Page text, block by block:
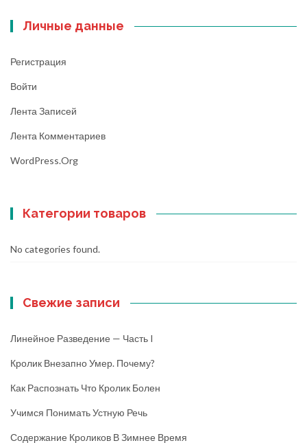
Личные данные
Регистрация
Войти
Лента Записей
Лента Комментариев
WordPress.org
Категории товаров
No categories found.
Свежие записи
Линейное Разведение — Часть I
Кролик Внезапно Умер. Почему?
Как Распознать Что Кролик Болен
Учимся Понимать Устную Речь
Содержание Кроликов В Зимнее Время